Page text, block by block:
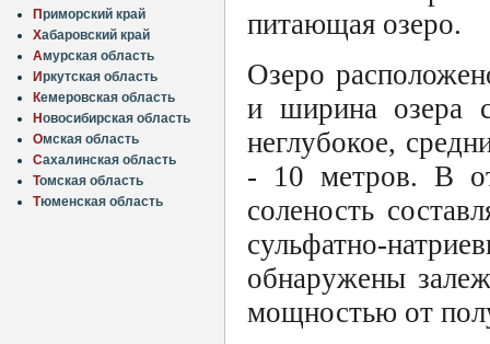
Приморский край
Хабаровский край
Амурская область
Иркутская область
Кемеровская область
Новосибирская область
Омская область
Сахалинская область
Томская область
Тюменская область
питающая озеро.
Озеро
и ширина озера
неглубокое,
- 10 метров. В
соленость
сульфатно-
обнаружены
мощностью от